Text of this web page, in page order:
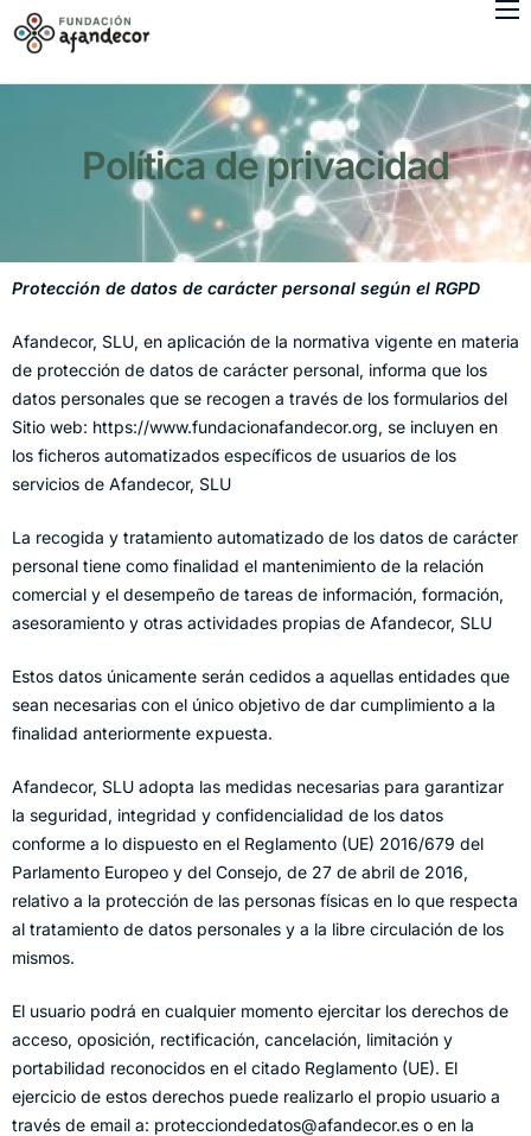
Fundación Afandecor
Ámbito de acción
Proyectos
Trabaja con nosotros
Política de privacidad
Protección de datos de carácter personal según el RGPD
Afandecor, SLU, en aplicación de la normativa vigente en materia
de protección de datos de carácter personal, informa que los
datos personales que se recogen a través de los formularios del
Sitio web: https://www.fundacionafandecor.org, se incluyen en
los ficheros automatizados específicos de usuarios de los
servicios de Afandecor, SLU
La recogida y tratamiento automatizado de los datos de carácter
personal tiene como finalidad el mantenimiento de la relación
comercial y el desempeño de tareas de información, formación,
asesoramiento y otras actividades propias de Afandecor, SLU
Estos datos únicamente serán cedidos a aquellas entidades que
sean necesarias con el único objetivo de dar cumplimiento a la
finalidad anteriormente expuesta.
Afandecor, SLU adopta las medidas necesarias para garantizar
la seguridad, integridad y confidencialidad de los datos
conforme a lo dispuesto en el Reglamento (UE) 2016/679 del
Parlamento Europeo y del Consejo, de 27 de abril de 2016,
relativo a la protección de las personas físicas en lo que respecta
al tratamiento de datos personales y a la libre circulación de los
mismos.
El usuario podrá en cualquier momento ejercitar los derechos de
acceso, oposición, rectificación, cancelación, limitación y
portabilidad reconocidos en el citado Reglamento (UE). El
ejercicio de estos derechos puede realizarlo el propio usuario a
través de email a: protecciondedatos@afandecor.es o en la